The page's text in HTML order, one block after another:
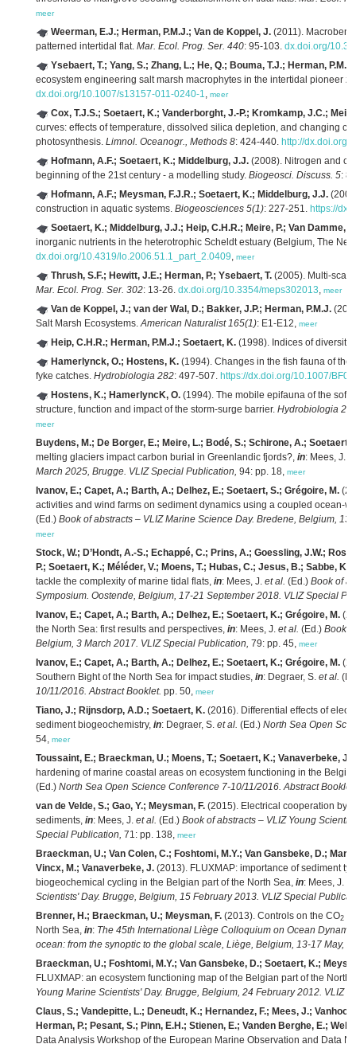
meer
Weerman, E.J.; Herman, P.M.J.; Van de Koppel, J. (2011).
patterned intertidal flat. Mar. Ecol. Prog. Ser. 440: 95-103. dx.doi.org/
Ysebaert, T.; Yang, S.; Zhang, L.; He, Q.; Bouma, T.J.; Herman, P.M.J.
ecosystem engineering salt marsh macrophytes in the intertidal pioneer
dx.doi.org/10.1007/s13157-011-0240-1, meer
Cox, T.J.S.; Soetaert, K.; Vanderborght, J.-P.; Kromkamp, J.C.;
curves: effects of temperature, dissolved silica depletion, and changing
photosynthesis. Limnol. Oceanogr., Methods 8: 424-440. http://dx.doi.org/
Hofmann, A.F.; Soetaert, K.; Middelburg, J.J. (2008). Nitrogen and
beginning of the 21st century - a modelling study. Biogeosci. Discuss. 5:
Hofmann, A.F.; Meysman, F.J.R.; Soetaert, K.; Middelburg, J.J.
construction in aquatic systems. Biogeosciences 5(1): 227-251. https://
Soetaert, K.; Middelburg, J.J.; Heip, C.H.R.; Meire, P.; Van Damme,
inorganic nutrients in the heterotrophic Scheldt estuary (Belgium, The
dx.doi.org/10.4319/lo.2006.51.1_part_2.0409, meer
Thrush, S.F.; Hewitt, J.E.; Herman, P.; Ysebaert, T. (2005). Multi-
Mar. Ecol. Prog. Ser. 302: 13-26. dx.doi.org/10.3354/meps302013, meer
Van de Koppel, J.; van der Wal, D.; Bakker, J.P.; Herman, P.M.J.
Salt Marsh Ecosystems.American Naturalist 165(1): E1-E12, meer
Heip, C.H.R.; Herman, P.M.J.; Soetaert, K. (1998). Indices of
Hamerlynck, O.; Hostens, K. (1994). Changes in the fish fauna of
fyke catches. Hydrobiologia 282: 497-507. https://dx.doi.org/10.1007/
Hostens, K.; HamerlyncK, O. (1994). The mobile epifauna of the soft
structure, function and impact of the storm-surge barrier. Hydrobiologia
meer
Buydens, M.; De Borger, E.; Meire, L.; Bodé, S.; Schirone, A.;
melting glaciers impact carbon burial in Greenlandic fjords?, in: Mees, J.
March 2025, Brugge. VLIZ Special Publication, 94: pp. 18, meer
Ivanov, E.; Capet, A.; Barth, A.; Delhez, E.; Soetaert, S.; Grégoire, M.
activities and wind farms on sediment dynamics using a coupled ocean-
(Ed.) Book of abstracts – VLIZ Marine Science Day. Bredene, Belgium,
meer
Stock, W.; D’Hondt, A.-S.; Echappé, C.; Prins, A.; Goessling, J.W.;
P.; Soetaert, K.; Méléder, V.; Moens, T.; Hubas, C.; Jesus, B.; Sabbe, K.
tackle the complexity of marine tidal flats, in: Mees, J. et al. (Ed.) Book of
Symposium. Oostende, Belgium, 17-21 September 2018. VLIZ Special
Ivanov, E.; Capet, A.; Barth, A.; Delhez, E.; Soetaert, K.; Grégoire, M.
the North Sea: first results and perspectives, in: Mees, J. et al. (Ed.) Book
Belgium, 3 March 2017. VLIZ Special Publication, 79: pp. 45, meer
Ivanov, E.; Capet, A.; Barth, A.; Delhez, E.; Soetaert, K.; Grégoire, M.
Southern Bight of the North Sea for impact studies, in: Degraer, S. et al.
10/11/2016. Abstract Booklet. pp. 50, meer
Tiano, J.; Rijnsdorp, A.D.; Soetaert, K. (2016). Differential effects of
sediment biogeochemistry, in: Degraer, S. et al. (Ed.) North Sea Open
54, meer
Toussaint, E.; Braeckman, U.; Moens, T.; Soetaert, K.; Vanaverbeke, J
hardening of marine coastal areas on ecosystem functioning in the
(Ed.) North Sea Open Science Conference 7-10/11/2016. Abstract Booklet.
van de Velde, S.; Gao, Y.; Meysman, F. (2015). Electrical cooperation by
sediments, in: Mees, J. et al. (Ed.) Book of abstracts – VLIZ Young
Special Publication, 71: pp. 138, meer
Braeckman, U.; Van Colen, C.; Foshtomi, M.Y.; Van Gansbeke, D.;
Vincx, M.; Vanaverbeke, J. (2013). FLUXMAP: importance of sediment
biogeochemical cycling in the Belgian part of the North Sea, in: Mees, J.
Scientists' Day. Brugge, Belgium, 15 February 2013. VLIZ Special
Brenner, H.; Braeckman, U.; Meysman, F. (2013). Controls on the CO2
North Sea, in: The 45th International Liège Colloquium on Ocean
ocean: from the synoptic to the global scale, Liège, Belgium, 13-17 May,
Braeckman, U.; Foshtomi, M.Y.; Van Gansbeke, D.; Soetaert, K.;
FLUXMAP: an ecosystem functioning map of the Belgian part of the North
Young Marine Scientists' Day. Brugge, Belgium, 24 February 2012. VLIZ
Claus, S.; Vandepitte, L.; Deneudt, K.; Hernandez, F.; Mees, J.;
Herman, P.; Pesant, S.; Pinn, E.H.; Stienen, E.; Vanden Berghe, E.;
Data Analysis Workshop of the European Marine Observation and Data